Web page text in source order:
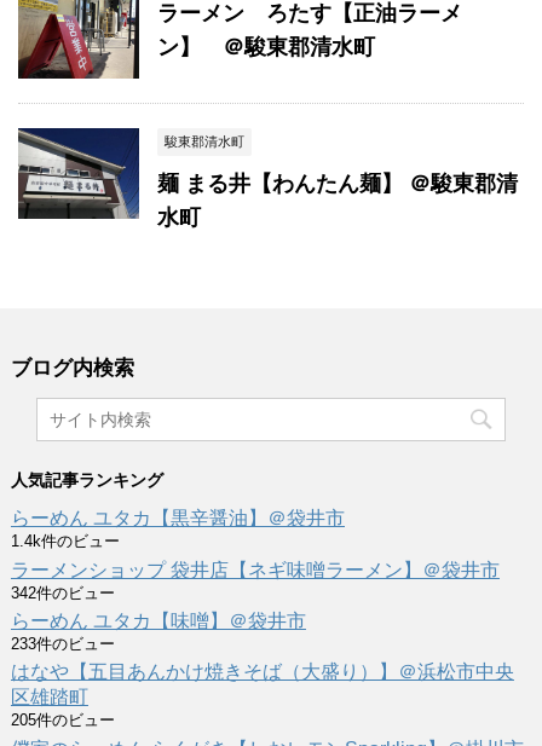
ラーメン ろたす【正油ラーメ
ン】 ＠駿東郡清水町
駿東郡清水町
麺 まる井【わんたん麺】 ＠駿東郡清
水町
ブログ内検索
人気記事ランキング
らーめん ユタカ【黒辛醤油】＠袋井市
1.4k件のビュー
ラーメンショップ 袋井店【ネギ味噌ラーメン】＠袋井市
342件のビュー
らーめん ユタカ【味噌】＠袋井市
233件のビュー
はなや【五目あんかけ焼きそば（大盛り）】＠浜松市中央
区雄踏町
205件のビュー